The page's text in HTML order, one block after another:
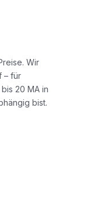
Wir
– für
20 MA in
bist.